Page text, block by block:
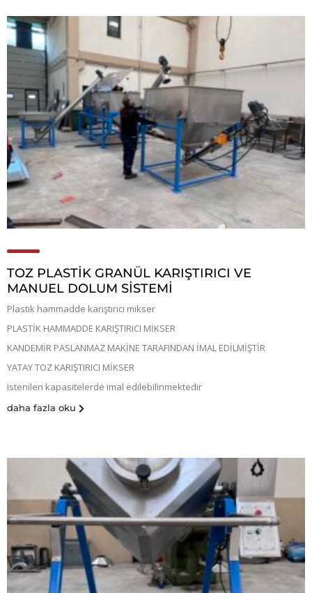
TOZ PLASTİK GRANÜL KARIŞTIRICI VE
MANUEL DOLUM SİSTEMİ
Plastik hammadde karıştırıcı mikser
PLASTİK HAMMADDE KARIŞTIRICI MİKSER
KANDEMİR PASLANMAZ MAKİNE TARAFINDAN İMAL EDİLMİŞTİR
YATAY TOZ KARIŞTIRICI MİKSER
istenilen kapasitelerde imal edilebilinmektedir
daha fazla oku